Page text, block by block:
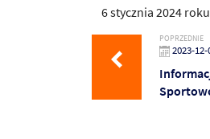
6 stycznia 2024
POPRZEDNIE
2023-12-